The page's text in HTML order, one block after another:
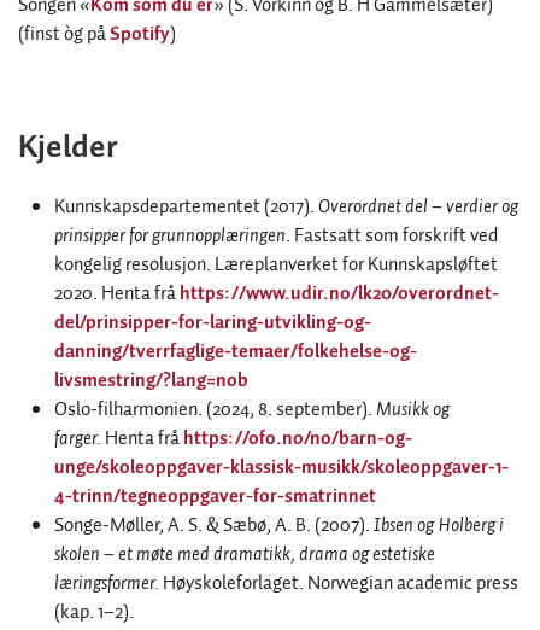
(finst òg påSpotify)
Kjelder
Kunnskapsdepartementet (2017).Overordnet del – verdier og
prinsipper for grunnopplæringen. Fastsatt som forskrift ved
kongelig resolusjon. Læreplanverket for Kunnskapsløftet
2020. Henta fråhttps://www.udir.no/lk20/overordnet-
del/prinsipper-for-laring-utvikling-og-
danning/tverrfaglige-temaer/folkehelse-og-
livsmestring/?lang=nob
Oslo-filharmonien. (2024, 8. september).Musikk og
farger. Henta fråhttps://ofo.no/no/barn-og-
unge/skoleoppgaver-klassisk-musikk/skoleoppgaver-1-
4-trinn/tegneoppgaver-for-smatrinnet
Songe-Møller, A. S. & Sæbø, A. B. (2007).Ibsen og Holberg i
skolen – et møte med dramatikk, drama og estetiske
læringsformer. Høyskoleforlaget. Norwegian academic press
(kap. 1–2).